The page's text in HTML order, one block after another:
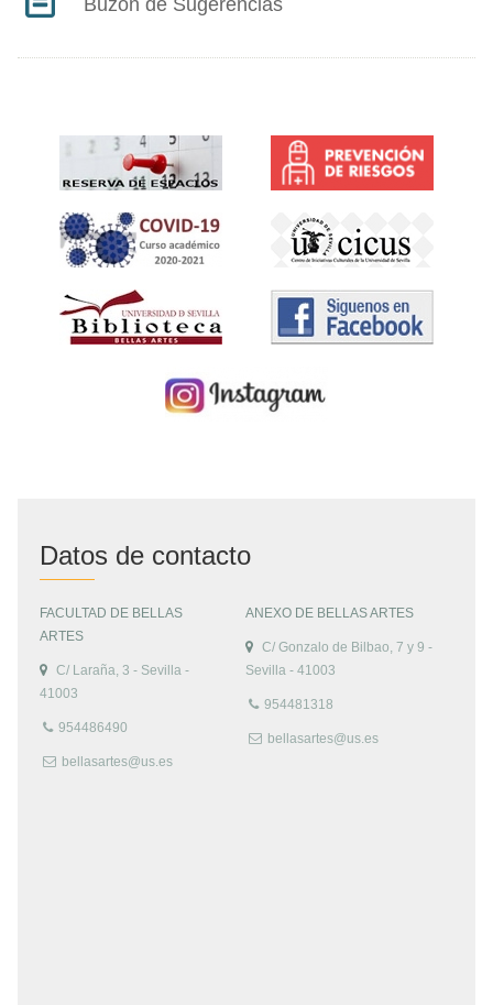
Datos de contacto
FACULTAD DE BELLAS
ARTES
C/ Laraña, 3 - Sevilla -
41003
954486490
bellasartes@us.es
ANEXO DE BELLAS ARTES
C/ Gonzalo de Bilbao, 7 y 9 -
Sevilla - 41003
954481318
bellasartes@us.es